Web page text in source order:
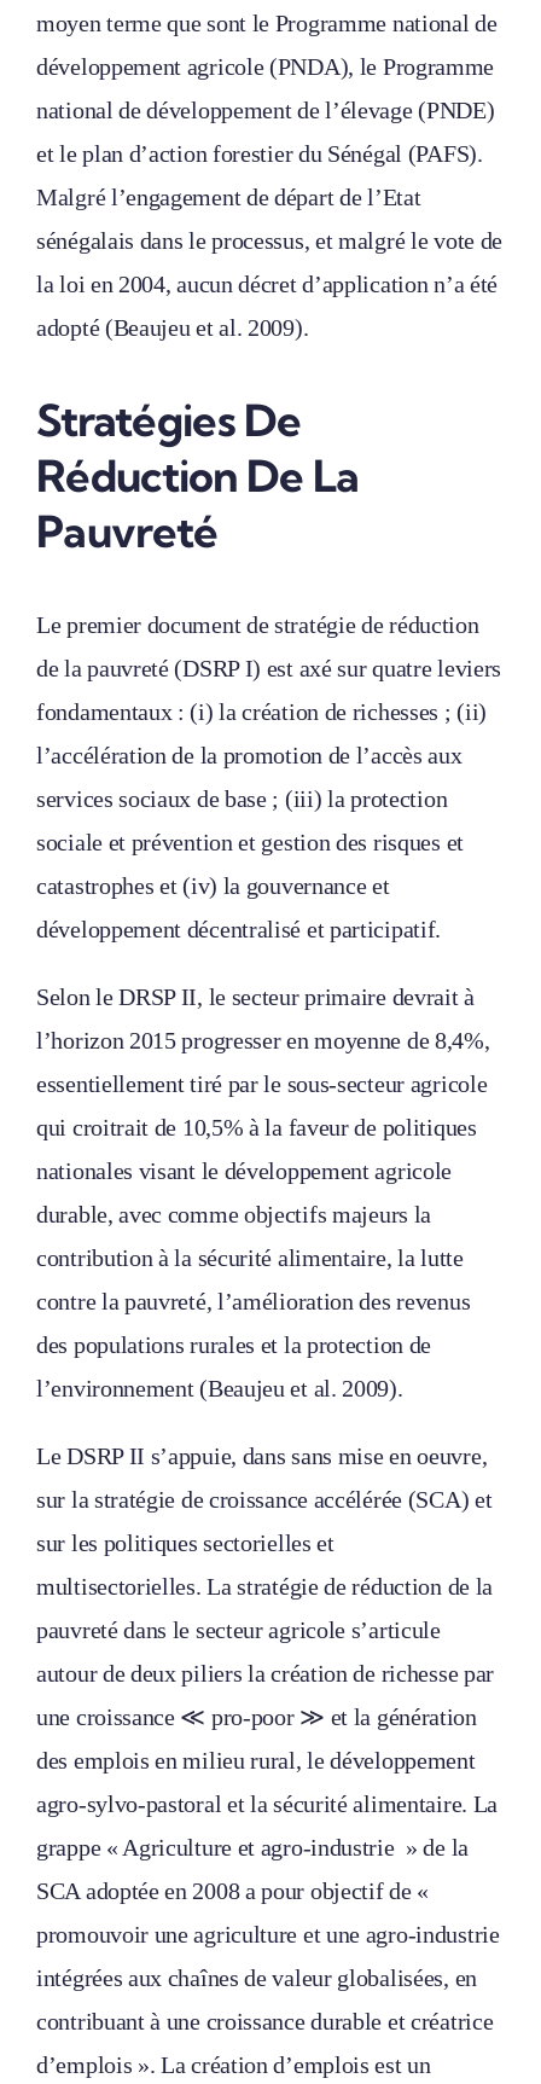
moyen terme que sont le Programme national de
développement agricole (PNDA), le Programme
national de développement de l’élevage (PNDE)
et le plan d’action forestier du Sénégal (PAFS).
Malgré l’engagement de départ de l’Etat
sénégalais dans le processus, et malgré le vote de
la loi en 2004, aucun décret d’application n’a été
adopté (Beaujeu et al. 2009).
Stratégies De
Réduction De La
Pauvreté
Le premier document de stratégie de réduction
de la pauvreté (DSRP I) est axé sur quatre leviers
fondamentaux : (i) la création de richesses ; (ii)
l’accélération de la promotion de l’accès aux
services sociaux de base ; (iii) la protection
sociale et prévention et gestion des risques et
catastrophes et (iv) la gouvernance et
développement décentralisé et participatif.
Selon le DRSP II, le secteur primaire devrait à
l’horizon 2015 progresser en moyenne de 8,4%,
essentiellement tiré par le sous-secteur agricole
qui croitrait de 10,5% à la faveur de politiques
nationales visant le développement agricole
durable, avec comme objectifs majeurs la
contribution à la sécurité alimentaire, la lutte
contre la pauvreté, l’amélioration des revenus
des populations rurales et la protection de
l’environnement (Beaujeu et al. 2009).
Le DSRP II s’appuie, dans sans mise en oeuvre,
sur la stratégie de croissance accélérée (SCA) et
sur les politiques sectorielles et
multisectorielles. La stratégie de réduction de la
pauvreté dans le secteur agricole s’articule
autour de deux piliers la création de richesse par
une croissance ≪ pro-poor ≫ et la génération
des emplois en milieu rural, le développement
agro-sylvo-pastoral et la sécurité alimentaire. La
grappe « Agriculture et agro-industrie » de la
SCA adoptée en 2008 a pour objectif de «
promouvoir une agriculture et une agro-industrie
intégrées aux chaînes de valeur globalisées, en
contribuant à une croissance durable et créatrice
d’emplois ». La création d’emplois est un